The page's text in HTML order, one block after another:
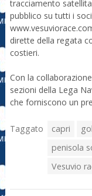
tracciamento
pubblico su tutti i
dirette della regata
costieri.
Con la
sezioni della Lega
che forniscono un
Taggato capri
penisola
Vesuvio